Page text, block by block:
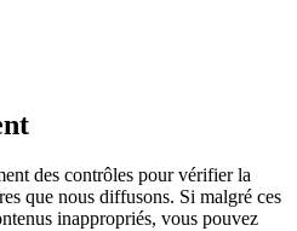
des contrôles pour vérifier la
que nous diffusons. Si malgré ces
inappropriés, vous pouvez